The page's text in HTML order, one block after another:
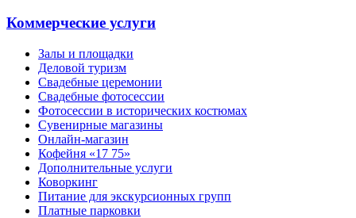
Коммерческие услуги
Залы и площадки
Деловой туризм
Свадебные церемонии
Свадебные фотосессии
Фотосессии в исторических костюмах
Сувенирные магазины
Онлайн-магазин
Кофейня «17 75»
Дополнительные услуги
Коворкинг
Питание для экскурсионных групп
Платные парковки